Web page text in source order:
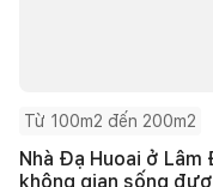
Từ 100m2 đến 200m2
Nhà Đạ Huoai ở
không gian sống